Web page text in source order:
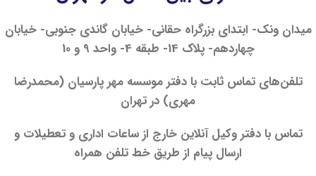
میدان ونک- ابتدای بزرگراه حقانی- خیابان گاندی جنوبی- خیابان
چهاردهم- پلاک 14- طبقه 4- واحد 9 و 10
تلفن‌های تماس ثابت با دفتر موسسه مهر پارسیان (محمدرضا
مهری) در تهران
تماس با دفتر وکیل آنلاین خارج از ساعات اداری و تعطیلات و
ارسال پیام از طریق خط تلفن همراه